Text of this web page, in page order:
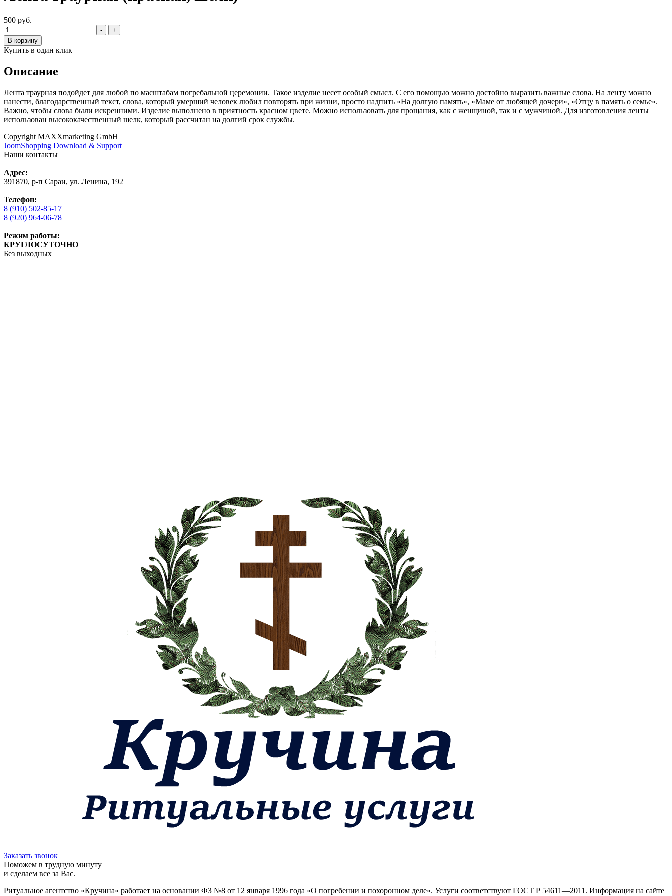
500 руб.
-
+
В корзину
Купить в один клик
Описание
Лента траурная подойдет для любой по масштабам погребальной церемонии. Такое изделие несет особый смысл. С его помощью можно достойно выразить важные слова. На ленту можно
нанести, благодарственный текст, слова, который умерший человек любил повторять при жизни, просто надпить «На долгую память», «Маме от любящей дочери», «Отцу в память о семье».
Важно, чтобы слова были искренними. Изделие выполнено в приятность красном цвете. Можно использовать для прощания, как с женщиной, так и с мужчиной. Для изготовления ленты
использован высококачественный шелк, который рассчитан на долгий срок службы.
Copyright MAXXmarketing GmbH
JoomShopping Download & Support
Наши контакты
Адрес:
391870, р-п Сараи, ул. Ленина, 192
Телефон:
8 (910) 502-85-17
8 (920) 964-06-78
Режим работы:
КРУГЛОСУТОЧНО
Без выходных
Заказать звонок
Поможем в трудную минуту
и сделаем все за Вас.
Ритуальное агентство «Кручина» работает на основании ФЗ №8 от 12 января 1996 года «О погребении и похоронном деле». Услуги соответствуют ГОСТ Р 54611—2011. Информация на сайте